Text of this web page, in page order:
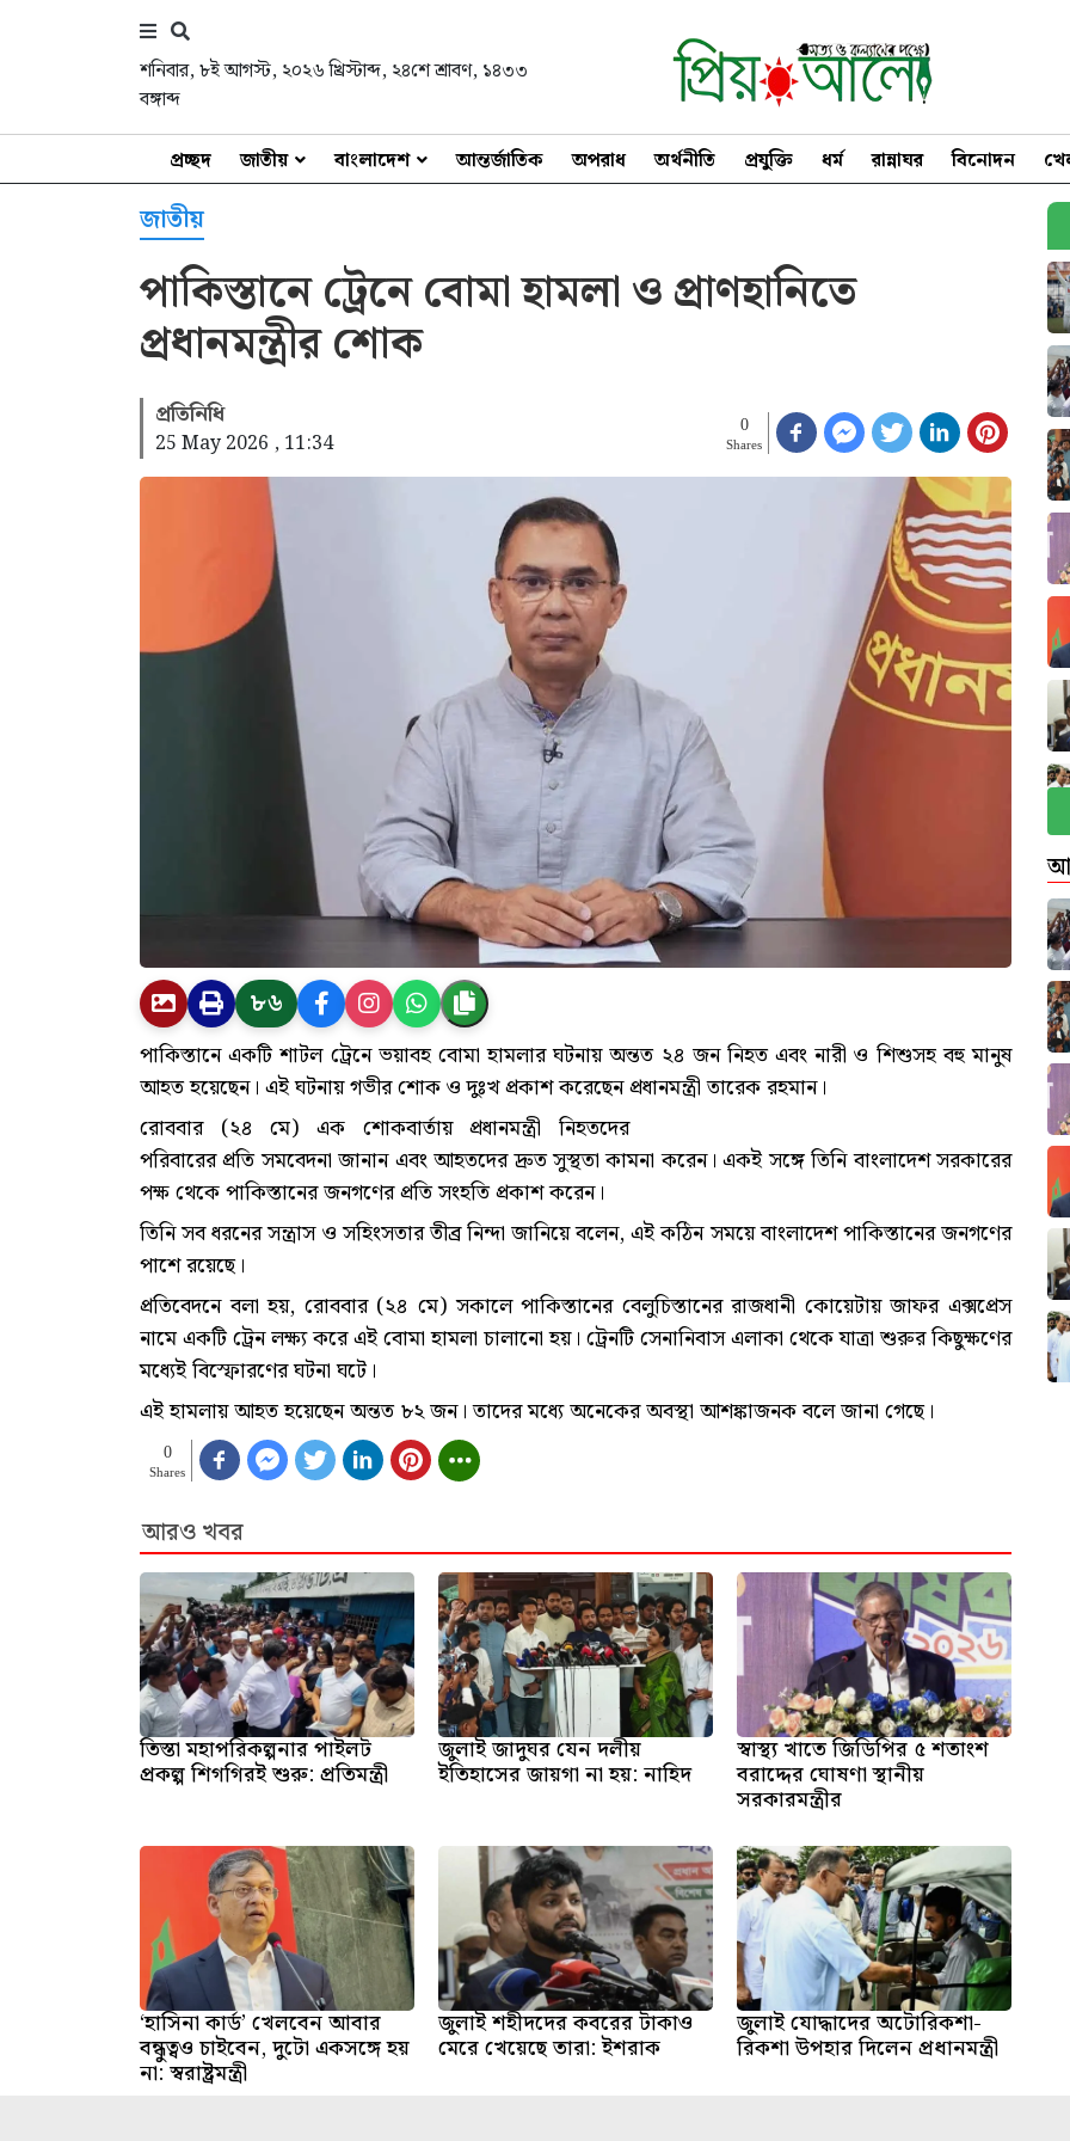
শনিবার,৮ই আগস্ট, ২০২৬ খ্রিস্টাব্দ, ২৪শে শ্রাবণ, ১৪৩৩
বঙ্গাব্দ
প্রচ্ছদ জাতীয় বাংলাদেশ আন্তর্জাতিক অপরাধ অর্থনীতি প্রযুক্তি ধর্ম রান্নাঘর বিনোদন
জাতীয়
পাকিস্তানে ট্রেনে বোমা হামলা ও প্রাণহানিতে
প্রধানমন্ত্রীর শোক
প্রতিনিধি
25 May 2026 , 11:34
0
Shares
৮৬
পাকিস্তানে একটি শাটল ট্রেনে ভয়াবহ বোমা হামলার ঘটনায় অন্তত ২৪ জন নিহত এবং নারী ও শিশুসহ বহু মানুষ
আহত হয়েছেন। এই ঘটনায় গভীর শোক ও দুঃখ প্রকাশ করেছেন প্রধানমন্ত্রী তারেক রহমান।
রোববার (২৪ মে) এক শোকবার্তায় প্রধানমন্ত্রী নিহতদের
পরিবারের প্রতি সমবেদনা জানান এবং আহতদের দ্রুত সুস্থতা কামনা করেন। একই সঙ্গে তিনি বাংলাদেশ সরকারের
পক্ষ থেকে পাকিস্তানের জনগণের প্রতি সংহতি প্রকাশ করেন।
তিনি সব ধরনের সন্ত্রাস ও সহিংসতার তীব্র নিন্দা জানিয়ে বলেন, এই কঠিন সময়ে বাংলাদেশ পাকিস্তানের জনগণের
পাশে রয়েছে।
প্রতিবেদনে বলা হয়, রোববার (২৪ মে) সকালে পাকিস্তানের বেলুচিস্তানের রাজধানী কোয়েটায় জাফর এক্সপ্রেস
নামে একটি ট্রেন লক্ষ্য করে এই বোমা হামলা চালানো হয়। ট্রেনটি সেনানিবাস এলাকা থেকে যাত্রা শুরুর কিছুক্ষণের
মধ্যেই বিস্ফোরণের ঘটনা ঘটে।
এই হামলায় আহত হয়েছেন অন্তত ৮২ জন। তাদের মধ্যে অনেকের অবস্থা আশঙ্কাজনক বলে জানা গেছে।
0
Shares
আরও খবর
তিস্তা মহাপরিকল্পনার পাইলট
প্রকল্প শিগগিরই শুরু: প্রতিমন্ত্রী
জুলাই জাদুঘর যেন দলীয়
ইতিহাসের জায়গা না হয়: নাহিদ
স্বাস্থ্য খাতে জিডিপির ৫ শতাংশ
বরাদ্দের ঘোষণা স্থানীয়
সরকারমন্ত্রীর
‘হাসিনা কার্ড’ খেলবেন আবার
বন্ধুত্বও চাইবেন, দুটো একসঙ্গে হয়
না: স্বরাষ্ট্রমন্ত্রী
জুলাই শহীদদের কবরের টাকাও
মেরে খেয়েছে তারা: ইশরাক
জুলাই যোদ্ধাদের অটোরিকশা-
রিকশা উপহার দিলেন প্রধানমন্ত্রী